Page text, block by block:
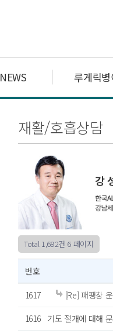
루게릭
재활/호흡상담
Total 1,692건 6 페이지
번호
1617
[Re] 패팽창
1616
기도 절개에 대해